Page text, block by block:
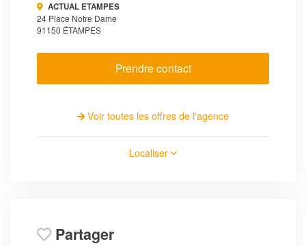
ACTUAL ETAMPES
24 Place Notre Dame
91150 ÉTAMPES
Prendre contact
Voir toutes les offres de l'agence
Localiser
Partager